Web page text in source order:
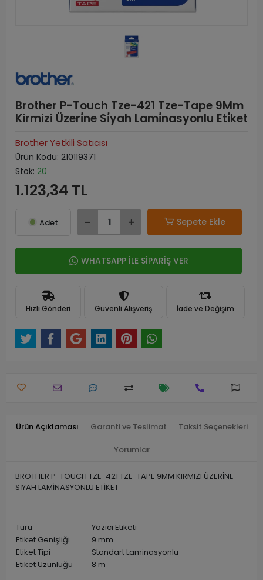
Brother P-Touch Tze-421 Tze-Tape 9Mm
Kirmizi Üzeri̇ne Si̇yah Lami̇nasyonlu Eti̇ket
Brother Yetkili Satıcısı
Ürün Kodu: 210119371
Stok: 20
1.123,34 TL
Adet Sepete Ekle
WHATSAPP İLE SİPARİŞ VER
Hızlı Gönderi Güvenli Alışveriş İade ve Değişim
Ürün Açıklaması Garanti ve Teslimat Taksit Seçenekleri
Yorumlar
BROTHER P-TOUCH TZE-421 TZE-TAPE 9MM KIRMIZI ÜZERİNE
SİYAH LAMİNASYONLU ETİKET
Türü
Yazıcı Etiketi
Etiket Genişliği
9 mm
Etiket Tipi
Standart Laminasyonlu
Etiket Uzunluğu
8 m